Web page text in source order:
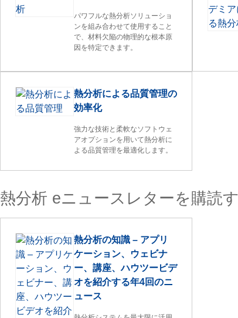
パワフルな熱分析ソリューショ
ンを組み合わせて使用すること
で、材料欠陥の物理的な根本原
因を特定できます。
熱分析による品質管理の
効率化
強力な技術と柔軟なソフトウェ
アオプションを用いて熱分析に
よる品質管理を最適化します。
熱分析 eニュースレターを購読
熱分析の知識 – アプリ
ケーション、ウェビナ
ー、講座、ハウツービデ
オを紹介する年4回のニ
ュース